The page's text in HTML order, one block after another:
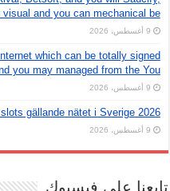
visual and you can mechanical be
9 أغسطس، 2026
which can be totally signed
you may managed from the You
9 أغسطس، 2026
gällande nätet i Sverige 2026
9 أغسطس، 2026
تابعنا على فيسبوك